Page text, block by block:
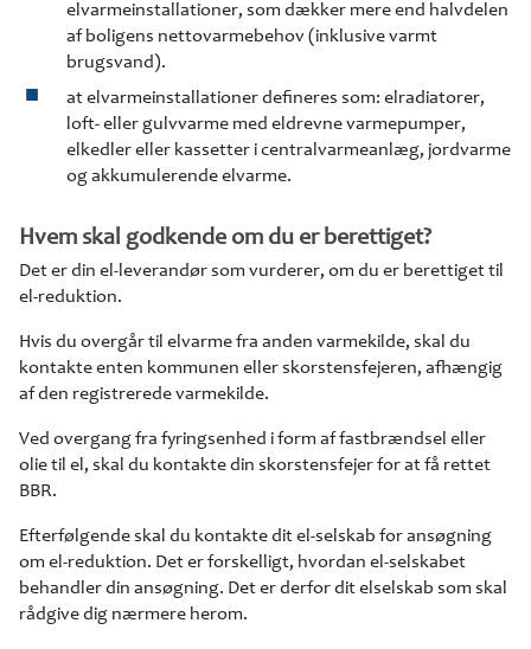
elvarmeinstallationer, som dækker mere end halvdelen
af boligens nettovarmebehov (inklusive varmt
brugsvand).
at elvarmeinstallationer defineres som: elradiatorer,
loft- eller gulvvarme med eldrevne varmepumper,
elkedler eller kassetter i centralvarmeanlæg, jordvarme
og akkumulerende elvarme.
Hvem skal godkende om du er berettiget?
Det er din el-leverandør som vurderer, om du er berettiget til
el-reduktion.
Hvis du overgår til elvarme fra anden varmekilde, skal du
kontakte enten kommunen eller skorstensfejeren, afhængig
af den registrerede varmekilde.
Ved overgang fra fyringsenhed i form af fastbrændsel eller
olie til el, skal du kontakte din skorstensfejer for at få rettet
BBR.
Efterfølgende skal du kontakte dit el-selskab for ansøgning
om el-reduktion. Det er forskelligt, hvordan el-selskabet
behandler din ansøgning. Det er derfor dit elselskab som skal
rådgive dig nærmere herom.